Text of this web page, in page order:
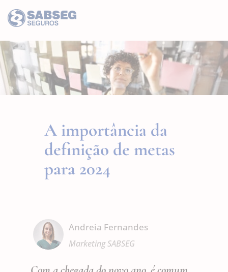
A importância da
definição de metas
para 2024
Andreia Fernandes
Marketing SABSEG